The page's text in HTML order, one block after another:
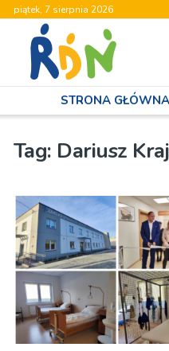
piątek, 7 sierpnia 2026
STRONA GŁÓWNA
Tag: Dariusz